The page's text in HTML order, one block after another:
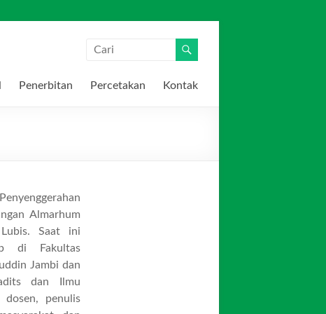
Penerbitan Percetakan Kontak
Almarhum
Saat ini
di Fakultas
Jambi dan
dan Ilmu
dosen, penulis